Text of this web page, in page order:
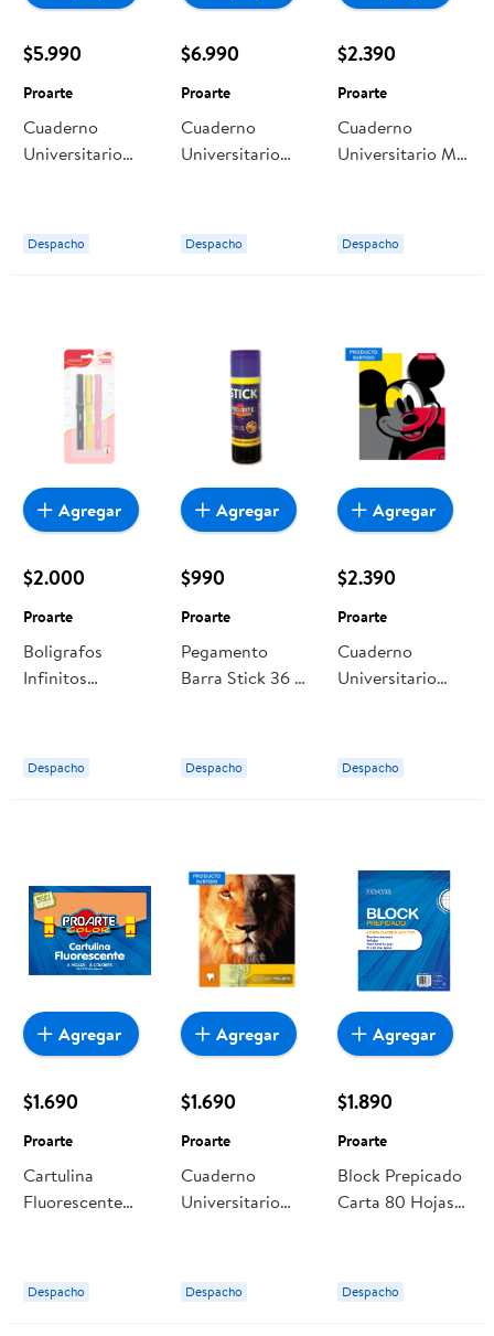
$5.990
Proarte
Cuaderno
Universitario
Proarte
Despacho
$6.990
Proarte
Cuaderno
Universitario
Producto Surtido
1 Un 1 Un Proarte
Despacho
$2.390
Proarte
Cuaderno
Universitario My
Surtido 1 Un
Proarte
Despacho
$2.000
Proarte
Boligrafos
Infinitos
Despacho
Agregar
$990
Proarte
Pegamento
Barra Stick 36 G
Despacho
Agregar
$2.390
Proarte
Cuaderno
Universitario
1 Un Proarte
Despacho
Agregar
$1.690
Proarte
Cartulina
Fluorescente
Despacho
Agregar
$1.690
Proarte
Cuaderno
Universitario
Surtido 1 Un
Proarte
Despacho
Agregar
$1.890
Proarte
Block Prepicado
Carta 80 Hojas
Despacho
Agregar